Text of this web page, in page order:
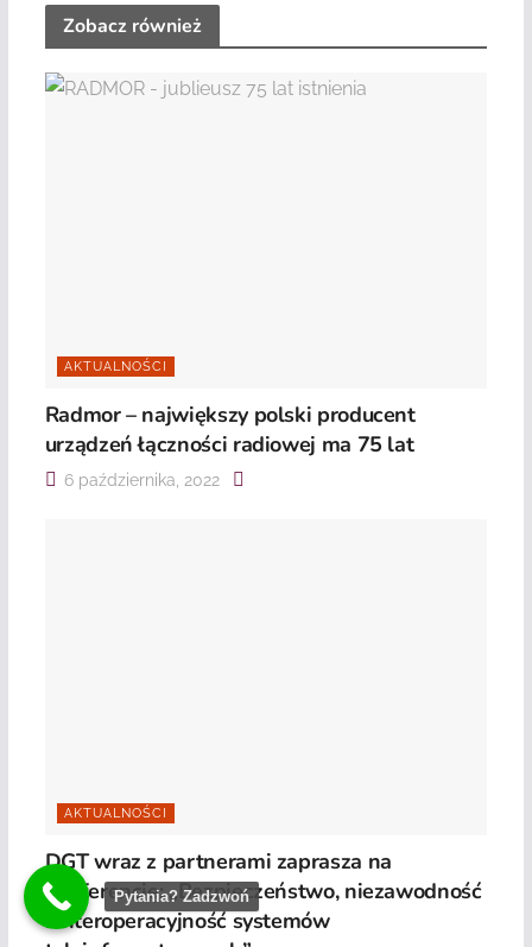
Zobacz również
AKTUALNOŚCI
Radmor – największy polski producent
urządzeń łączności radiowej ma 75 lat
6 października, 2022
AKTUALNOŚCI
DGT wraz z partnerami zaprasza na
konferencję: „Bezpieczeństwo, niezawodność
i interoperacyjność systemów
Pytania? Zadzwoń